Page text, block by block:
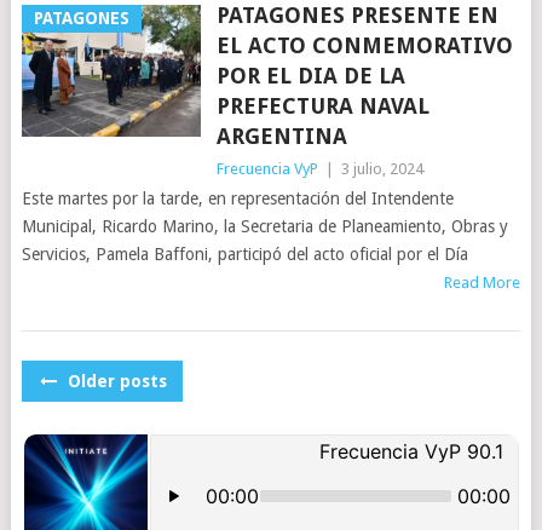
PATAGONES
PATAGONES PRESENTE EN
EL ACTO CONMEMORATIVO
POR EL DIA DE LA
PREFECTURA NAVAL
ARGENTINA
Frecuencia VyP 3 julio, 2024
Este martes por la tarde, en representación del Intendente
Municipal, Ricardo Marino, la Secretaria de Planeamiento, Obras y
Servicios, Pamela Baffoni, participó del acto oficial por el Día
Read More
POSTS
Older posts